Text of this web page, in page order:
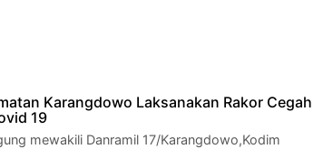
Karangdowo Laksanakan Rakor Cegah
19
mewakili Danramil 17/Karangdowo,Kodim